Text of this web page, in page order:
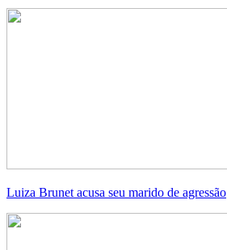
Luiza Brunet acusa seu marido de agressão